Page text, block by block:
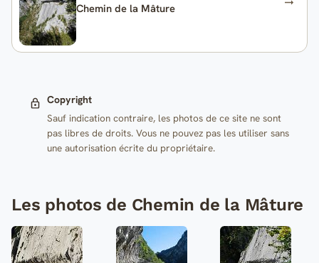
Chemin de la Mâture
Copyright
Sauf indication contraire, les photos de ce site ne sont
pas libres de droits. Vous ne pouvez pas les utiliser sans
une autorisation écrite du propriétaire.
Les photos de Chemin de la Mâture